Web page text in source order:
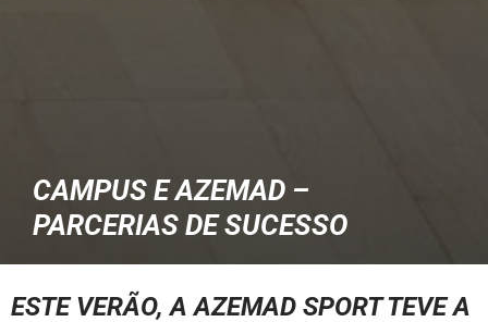
CAMPUS E AZEMAD –
PARCERIAS DE SUCESSO
ESTE VERÃO, A AZEMAD SPORT TEVE A